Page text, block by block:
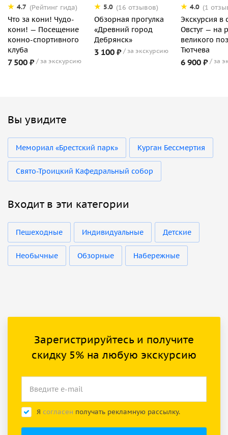
4.7 (Рейтинг гида)
Что за кони! Чудо-
кони! — Посещение
конно-спортивного
клуба
7 500 ₽ за экскурсию
5.0 (16 отзывов)
Обзорная прогулка
«Древний город
Дебрянск»
3 100 ₽ за экскурсию
4.0 (1
Экскурсия в
Овстуг — на
великого
Тютчева
6 900 ₽ за
Вы увидите
Мемориал «Брестский парк» Курган Бессмертия
Свято-Троицкий Кафедральный собор
Входит в эти категории
Пешеходные Индивидуальные Детские
Необычные Обзорные Набережные
Зарегистрируйтесь и получите
скидку 5% на любую экскурсию
Я согласен получать рекламную рассылку.